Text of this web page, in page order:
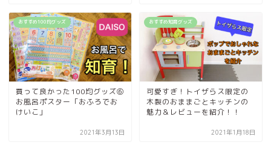
おすすめ100均グッズ
買って良かった100均グッズ⑥
お風呂ポスター「おふろでお
けいこ」
2021年3月13日
おすすめ知育グッズ
可愛すぎ！トイザらス限定の
木製のおままごとキッチンの
魅力＆レビューを紹介！！
2021年1月18日